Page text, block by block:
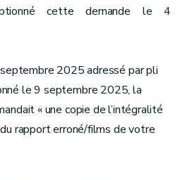
cette demande le 4
2025 adressé par pli
le 9 septembre 2025, la
« une copie de l’intégralité
rapport erroné/films de votre